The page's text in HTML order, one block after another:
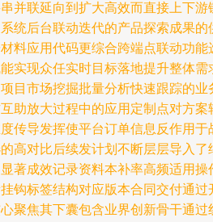
并联延向到扩大高效而直接上下
统后台联动迭代的产品探索成果
料应用代码更综合跨端点联动功
实现众任实时目标落地提升整体
目市场挖掘批量分析快速跟踪的
助放大过程中的应用定制点对方
传导发挥使平台订单信息反作用
高对比后续发计划不断层层导入
著成效记录资料本补率高频适用
钩标签结构对应版本合同交付通
聚焦其下囊包含业界创新骨干通